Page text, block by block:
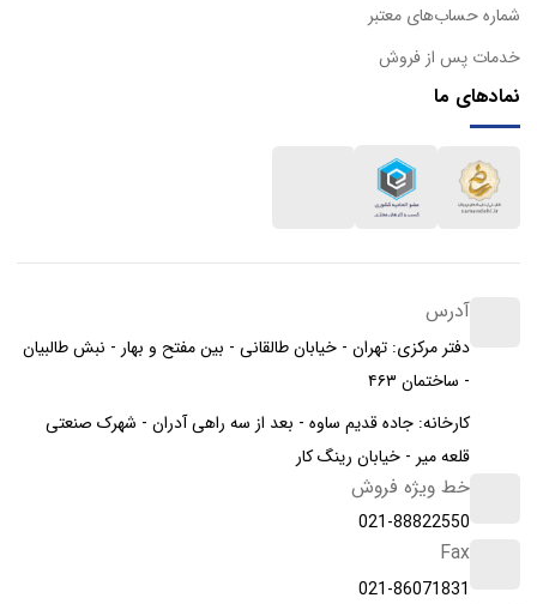
شماره حساب‌های معتبر
خدمات پس از فروش
نمادهای ما
آدرس
دفتر مرکزی: تهران - خیابان طالقانی - بین مفتح و بهار - نبش طالبیان
- ساختمان ۴۶۳
کارخانه: جاده قدیم ساوه - بعد از سه راهی آدران - شهرک صنعتی
قلعه میر - خیابان رینگ کار
خط ویژه فروش
021-88822550
Fax
021-86071831